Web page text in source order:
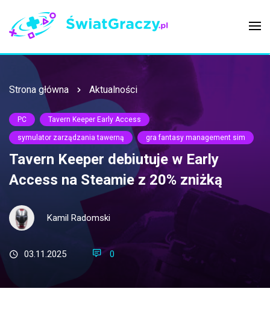
Strona główna Aktualności
PC Tavern Keeper Early Access
symulator zarządzania tawerną gra fantasy management sim
Tavern Keeper debiutuje w Early
Access na Steamie z 20% zniżką
Kamil Radomski
03.11.2025 0